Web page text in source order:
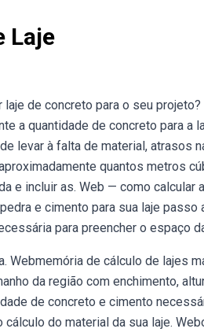
Laje
de concreto para o seu
a quantidade de concreto para a
levar à falta de material, atrasos
quantos metros
e incluir as. Web — como calcular
e cimento para sua laje
para preencher o espaço
Webmemória de cálculo de lajes
da região com enchimento,
de concreto e cimento
do material da sua laje.